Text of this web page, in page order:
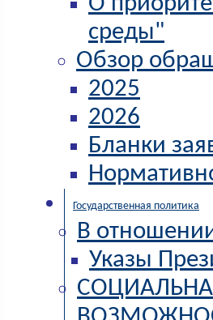
среды"
Обзор
2025
2026
Бланки
Государственная политика
В
Указы